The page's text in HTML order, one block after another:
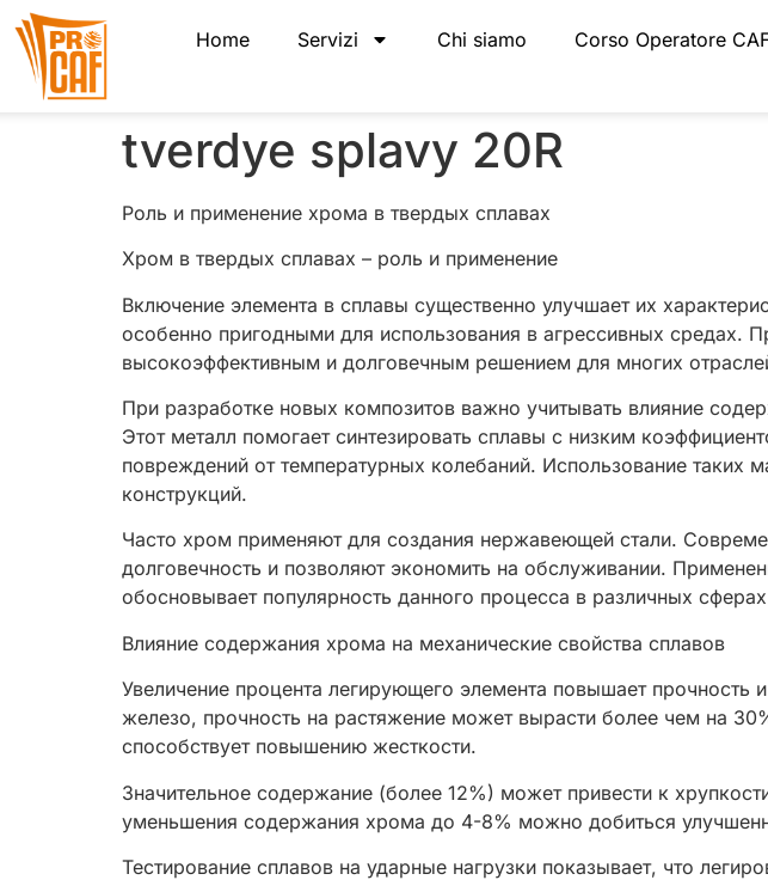
Home Servizi Chi siamo Corso Operatore
tverdye splavy 20R
Роль и применение хрома в твердых сплавах
Хром в твердых сплавах – роль и применение
Включение элемента в сплавы существенно улучшает их
особенно пригодными для использования в агрессивных средах.
высокоэффективным и долговечным решением для многих
При разработке новых композитов важно учитывать влияние
Этот металл помогает синтезировать сплавы с низким
повреждений от температурных колебаний. Использование
конструкций.
Часто хром применяют для создания нержавеющей стали.
долговечность и позволяют экономить на обслуживании.
обосновывает популярность данного процесса в различных
Влияние содержания хрома на механические свойства сплавов
Увеличение процента легирующего элемента повышает
железо, прочность на растяжение может вырасти более чем на
способствует повышению жесткости.
Значительное содержание (более 12%) может привести к
уменьшения содержания хрома до 4-8% можно добиться
Тестирование сплавов на ударные нагрузки показывает, что